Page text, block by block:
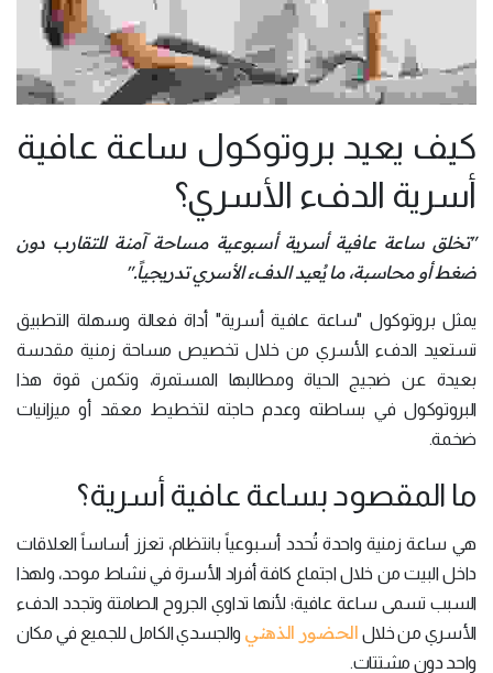
كيف يعيد بروتوكول ساعة عافية
أسرية الدفء الأسري؟
"تخلق ساعة عافية أسرية أسبوعية مساحة آمنة للتقارب دون
ضغط أو محاسبة، ما يُعيد الدفء الأسري تدريجياً."
يمثل بروتوكول "ساعة عافية أسرية" أداة فعالة وسهلة التطبيق
تستعيد الدفء الأسري من خلال تخصيص مساحة زمنية مقدسة
بعيدة عن ضجيج الحياة ومطالبها المستمرة، وتكمن قوة هذا
البروتوكول في بساطته وعدم حاجته لتخطيط معقد أو ميزانيات
ضخمة.
ما المقصود بساعة عافية أسرية؟
هي ساعة زمنية واحدة تُحدد أسبوعياً بانتظام، تعزز أساساً العلاقات
داخل البيت من خلال اجتماع كافة أفراد الأسرة في نشاط موحد، ولهذا
السبب تسمى ساعة عافية؛ لأنها تداوي الجروح الصامتة وتجدد الدفء
الأسري من خلال الحضور الذهني والجسدي الكامل للجميع في مكان
واحد دون مشتتات.